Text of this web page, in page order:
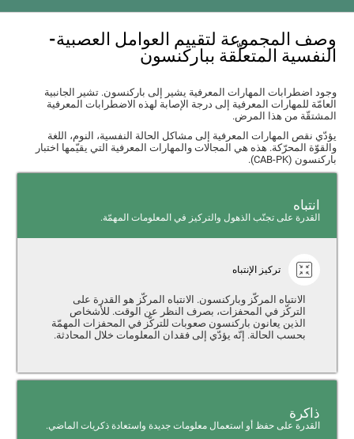
وصف المجموعة لتقييم العوامل العصبية-
النفسية المتعلّقة بباركنسون
وجود اضطرابات المهارات المعرفية يشير إلى باركنسون. تشير الجانبية
العامّة للمهارات المعرفية إلى درجة الإصابة لهذه الاضطرابات المعرفية
المشتقّة من هذا المرض.
يؤدّي نقص المهارات المعرفية إلى مشاكل الحالة النفسية، النوم، اللغة
والقوّة المحرّكة. هذه هي المجالات والمهارات المعرفية التي يقيّمها اختبار
باركنسون (CAB-PK).
انتباه
القدرة على تجنّب الذهول والتركيز في المعلومات المهمّة.
تركيز الإنتباه
الانتباه المركّز وباركنسون. الانتباه المركّز هو القدرة على
التركّز في المحفزات، بصرف النظر عن الوقت. للأشخاص
الذين يعانون باركنسون صعوبات للتركّز في المحفزات المهمّة
بحسب الحالة. إنّه يؤدّي إلى فقدان المعلومات خلال المحادثة.
ذاكرة
القدرة على حفظ أو استعمال معلومات جديدة واستعادة ذكريات الماضي.